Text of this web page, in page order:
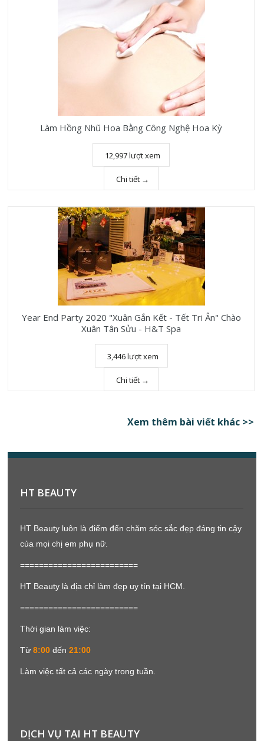
Làm Hồng Nhũ Hoa Bằng Công Nghệ Hoa Kỳ
12,997 lượt xem
Chi tiết →
Year End Party 2020 "Xuân Gắn Kết - Tết Tri Ân" Chào
Xuân Tân Sửu - H&T Spa
3,446 lượt xem
Chi tiết →
Xem thêm bài viết khác >>
HT BEAUTY
HT Beauty luôn là điểm đến chăm sóc sắc đẹp đáng tin cậy
của mọi chị em phụ nữ.
=========================
HT Beauty là địa chỉ làm đẹp uy tín tại HCM.
=========================
Thời gian làm việc:
Từ8:00 đến21:00
Làm việc tất cả các ngày trong tuần.
DỊCH VỤ TẠI HT BEAUTY